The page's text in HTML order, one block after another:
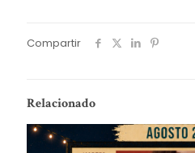
Compartir
Relacionado